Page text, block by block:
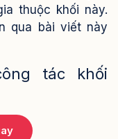
thuộc khối này.
qua bài viết này
tác khối